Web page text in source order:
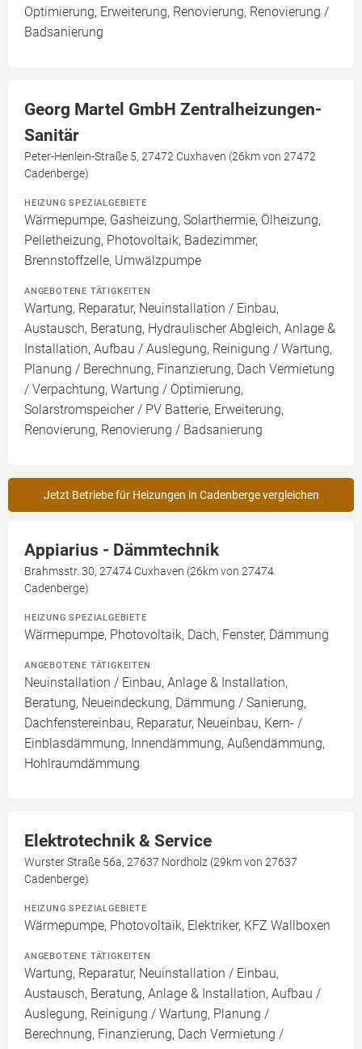
Optimierung, Erweiterung, Renovierung, Renovierung /
Badsanierung
Georg Martel GmbH Zentralheizungen-
Sanitär
Peter-Henlein-Straße 5, 27472 Cuxhaven (26km von 27472
Cadenberge)
HEIZUNG SPEZIALGEBIETE
Wärmepumpe, Gasheizung, Solarthermie, Ölheizung,
Pelletheizung, Photovoltaik, Badezimmer,
Brennstoffzelle, Umwälzpumpe
ANGEBOTENE TÄTIGKEITEN
Wartung, Reparatur, Neuinstallation / Einbau,
Austausch, Beratung, Hydraulischer Abgleich, Anlage &
Installation, Aufbau / Auslegung, Reinigung / Wartung,
Planung / Berechnung, Finanzierung, Dach Vermietung
/ Verpachtung, Wartung / Optimierung,
Solarstromspeicher / PV Batterie, Erweiterung,
Renovierung, Renovierung / Badsanierung
Jetzt Betriebe für Heizungen in Cadenberge vergleichen
Appiarius - Dämmtechnik
Brahmsstr. 30, 27474 Cuxhaven (26km von 27474
Cadenberge)
HEIZUNG SPEZIALGEBIETE
Wärmepumpe, Photovoltaik, Dach, Fenster, Dämmung
ANGEBOTENE TÄTIGKEITEN
Neuinstallation / Einbau, Anlage & Installation,
Beratung, Neueindeckung, Dämmung / Sanierung,
Dachfenstereinbau, Reparatur, Neueinbau, Kern- /
Einblasdämmung, Innendämmung, Außendämmung,
Hohlraumdämmung
Elektrotechnik & Service
Wurster Straße 56a, 27637 Nordholz (29km von 27637
Cadenberge)
HEIZUNG SPEZIALGEBIETE
Wärmepumpe, Photovoltaik, Elektriker, KFZ Wallboxen
ANGEBOTENE TÄTIGKEITEN
Wartung, Reparatur, Neuinstallation / Einbau,
Austausch, Beratung, Anlage & Installation, Aufbau /
Auslegung, Reinigung / Wartung, Planung /
Berechnung, Finanzierung, Dach Vermietung /